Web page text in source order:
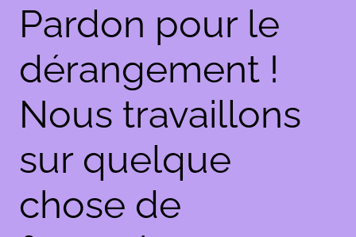
Pardon pour le
dérangement !
Nous travaillons
sur quelque
chose de